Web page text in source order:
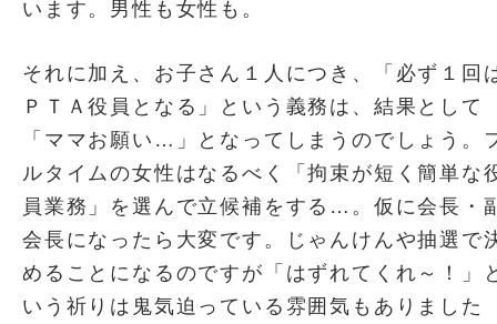
います。男性も女性も。
それに加え、お子さん１人につき、「必ず１回
ＰＴＡ役員となる」という義務は、結果として
「ママお願い…」となってしまうのでしょう。
ルタイムの女性はなるべく「拘束が短く簡単な
員業務」を選んで立候補をする…。仮に会長・
会長になったら大変です。じゃんけんや抽選で
めることになるのですが「はずれてくれ～！」
いう祈りは鬼気迫っている雰囲気もありました